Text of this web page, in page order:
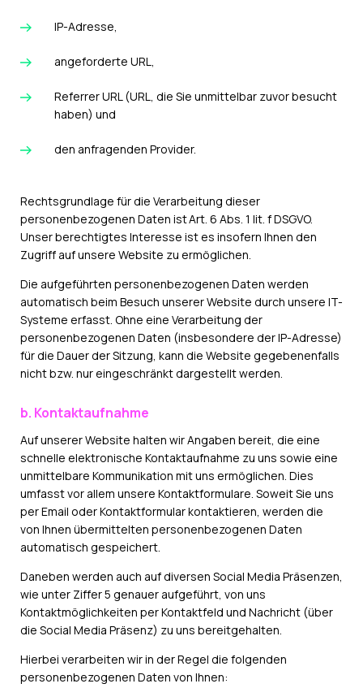
IP-Adresse,
angeforderte URL,
Referrer URL (URL, die Sie unmittelbar zuvor besucht
haben) und
den anfragenden Provider.
Rechtsgrundlage für die Verarbeitung dieser
personenbezogenen Daten ist Art. 6 Abs. 1 lit. f DSGVO.
Unser berechtigtes Interesse ist es insofern Ihnen den
Zugriff auf unsere Website zu ermöglichen.
Die aufgeführten personenbezogenen Daten werden
automatisch beim Besuch unserer Website durch unsere IT-
Systeme erfasst. Ohne eine Verarbeitung der
personenbezogenen Daten (insbesondere der IP-Adresse)
für die Dauer der Sitzung, kann die Website gegebenenfalls
nicht bzw. nur eingeschränkt dargestellt werden.
b. Kontaktaufnahme
Auf unserer Website halten wir Angaben bereit, die eine
schnelle elektronische Kontaktaufnahme zu uns sowie eine
unmittelbare Kommunikation mit uns ermöglichen. Dies
umfasst vor allem unsere Kontaktformulare. Soweit Sie uns
per Email oder Kontaktformular kontaktieren, werden die
von Ihnen übermittelten personenbezogenen Daten
automatisch gespeichert.
Daneben werden auch auf diversen Social Media Präsenzen,
wie unter Ziffer 5 genauer aufgeführt, von uns
Kontaktmöglichkeiten per Kontaktfeld und Nachricht (über
die Social Media Präsenz) zu uns bereitgehalten.
Hierbei verarbeiten wir in der Regel die folgenden
personenbezogenen Daten von Ihnen: